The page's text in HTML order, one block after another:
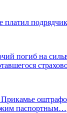
платил
погиб на
Прикамье
паспортным…